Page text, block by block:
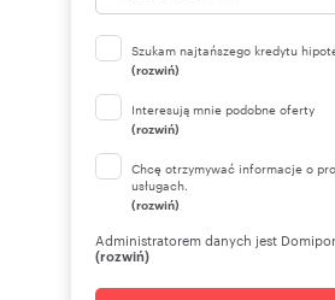
Szukam najtańszego kredytu
(rozwiń)
Interesują mnie podobne oferty
(rozwiń)
Chcę otrzymywać informacje o
usługach.
(rozwiń)
Administratorem danych jest
(rozwiń)